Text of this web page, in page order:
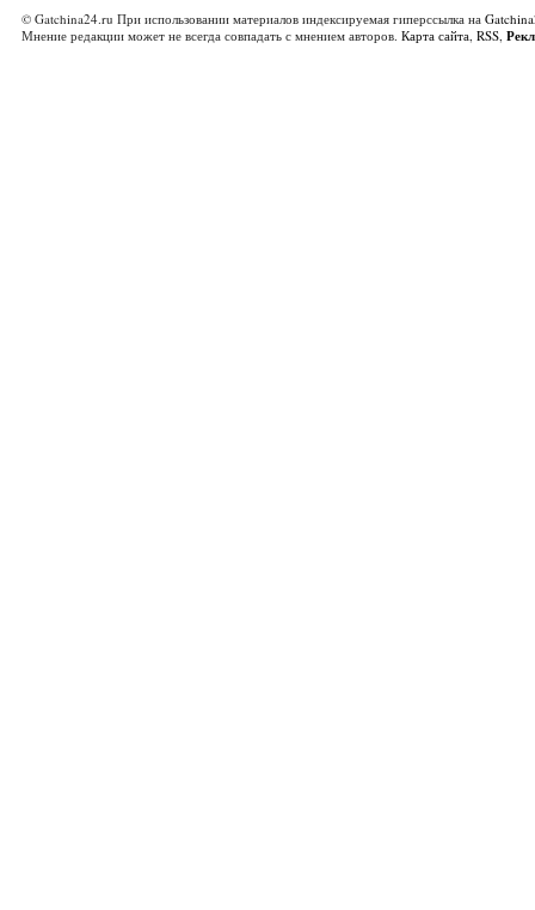
© Gatchina24.ru При использовании материалов индексируемая гиперссылка на
Мнение редакции может не всегда совпадать с мнением авторов. Карта сайта, RSS,